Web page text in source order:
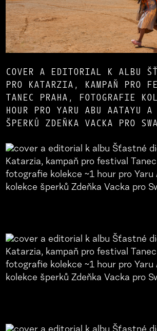
COVER A EDITORIAL K ALBU
PRO KATARZIA, KAMPAŇ PRO
TANEC PRAHA, FOTOGRAFIE
HOUR PRO YARU ABU AATAYU A
ŠPERKŮ ZDEŇKA VACKA PRO